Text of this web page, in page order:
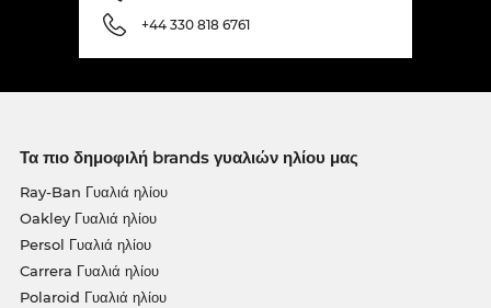
+44 330 818 6761
Τα πιο δημοφιλή brands γυαλιών ηλίου μας
Ray-Ban Γυαλιά ηλίου
Oakley Γυαλιά ηλίου
Persol Γυαλιά ηλίου
Carrera Γυαλιά ηλίου
Polaroid Γυαλιά ηλίου